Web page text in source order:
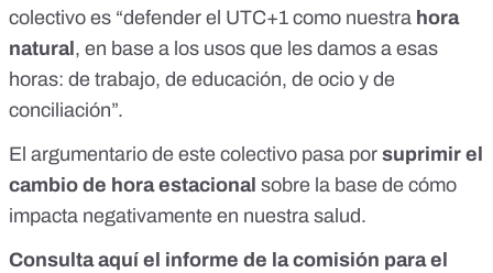
colectivo es “defender el UTC+1 como nuestra hora
natural , en base a los usos que les damos a esas
horas: de trabajo, de educación, de ocio y de
conciliación”.
El argumentario de este colectivo pasa por suprimir el
cambio de hora estacional sobre la base de cómo
impacta negativamente en nuestra salud.
Consulta aquí el informe de la comisión para el